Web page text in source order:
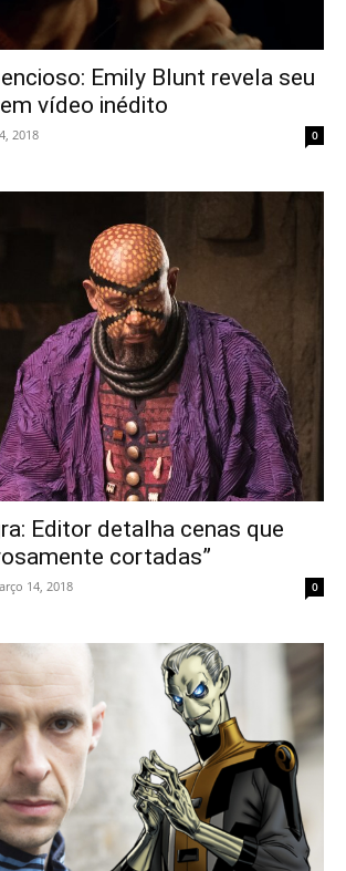
Emily Blunt revela seu
vídeo inédito
2018 0
Editor detalha cenas que
cortadas”
14, 2018 0